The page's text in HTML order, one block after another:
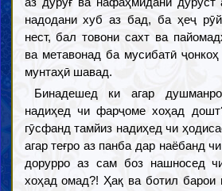
аз дурӯғ ва нафаҳмидани дуруст
надодани хуб аз бад, ба ҳеҷ
нест, бал товони сахт ва
ва метавонад ба мусибатӣ
мунтаҳӣ шавад.
Бинадешед ки агар
надиҳед чи фарҷоме хоҳад
гӯсфанд тамйиз надиҳед чи
агар теғро аз панба дар наёбанд
дорурро аз сам боз нашносед
хоҳад омад?! Ҳақ ва ботил